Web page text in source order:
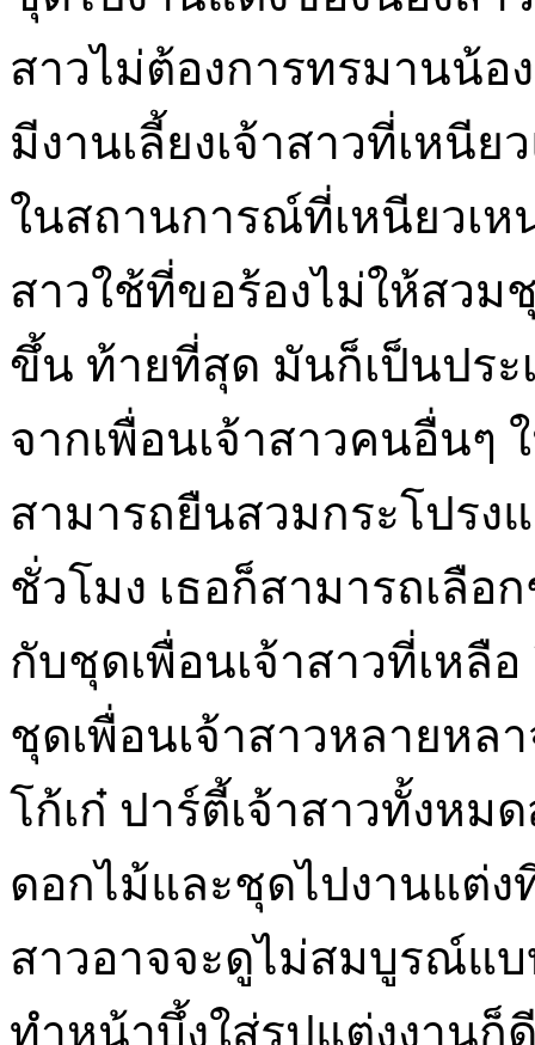
สาวไม่ต้องการทรมานน้อ
มีงานเลี้ยงเจ้าสาวที่เหนี
ในสถานการณ์ที่เหนียวเห
สาวใช้ที่ขอร้องไม่ให้สวม
ขึ้น ท้ายที่สุด มันก็เป็นประ
จากเพื่อนเจ้าสาวคนอื่นๆ
สามารถยืนสวมกระโปรง
ชั่วโมง เธอก็สามารถเลื
กับชุดเพื่อนเจ้าสาวที่เหลื
ชุดเพื่อนเจ้าสาวหลายหล
โก้เก๋ ปาร์ตี้เจ้าสาวทั้งหม
ดอกไม้และชุดไปงานแต่ง
สาวอาจจะดูไม่สมบูรณ์แบ
ทำหน้าบึ้งใส่รูปแต่งงานก็